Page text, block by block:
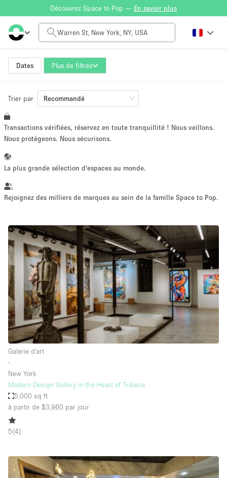
Découvrez Space to Pop — En savoir plus
Dates Plus de filtres
Tarif à la journée
$0
Taille de l'espace
~ 13 personnes
Vente au
détail
Showroom Événement Art Alimentation
Séance de
photo
Conférence Réunion Bureaux
Local
Commercial
Partagé
Type de l'espace
Atelier
Autre
Boutique en Partage
Bureaux
Trier par Recommandé
Transactions vérifiées, réservez en toute tranquillité ! Nous veillons.
Nous protégeons. Nous sécurisons.
La plus grande sélection d'espaces au monde.
Rejoignez des milliers de marques au sein de la famille Space to Pop.
Galerie d'art
∙
New York
Modern Design Gallery in the Heart of Tribeca
5,000 sq ft
à partir de $3,960 par jour
5(4)